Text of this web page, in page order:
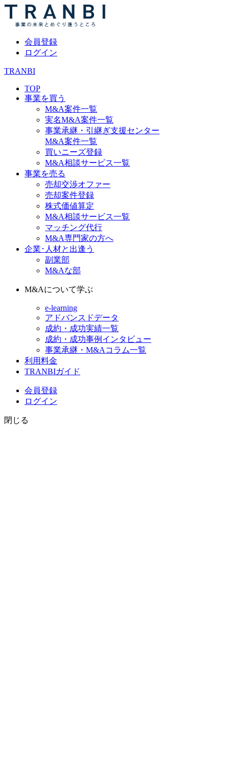
会員登録
ログイン
TRANBI
TOP
事業を買う
M&A案件一覧
実名M&A案件一覧
事業承継・引継ぎ支援センター
M&A案件一覧
買いニーズ登録
M&A相談サービス一覧
事業を売る
売却交渉オファー
売却案件登録
株式価値算定
M&A相談サービス一覧
マッチング代行
M&A専門家の方へ
企業･人材と出逢う
副業部
M&Aな部
M&Aについて学ぶ
e-learning
アドバンスドデータ
成約・成功実績一覧
成約・成功事例インタビュー
事業承継・M&Aコラム一覧
利用料金
TRANBIガイド
会員登録
ログイン
閉じる